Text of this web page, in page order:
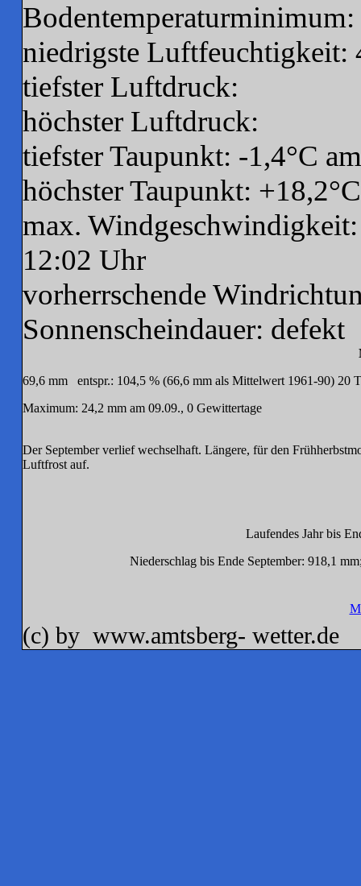
niedrigste Luftfeuchtigkeit:
tiefster Luftdruck:
höchster Luftdruck:
tiefster Taupunkt: -1,4°C
höchster Taupunkt:
max.
12:02 Uhr
vorherrschende
Sonnenscheindauer: defekt
69,6 mm entspr.: 104,5 % (66,6 mm als Mittelwert 1961-90) 20
Maximum: 24,2 mm am 09.09., 0 Gewittertage
Der September verlief wechselhaft. Längere, für den
Luftfrost auf.
Laufendes Jahr bis
Niederschlag bis Ende September: 918,1
(c) by www.amtsberg- wetter.de